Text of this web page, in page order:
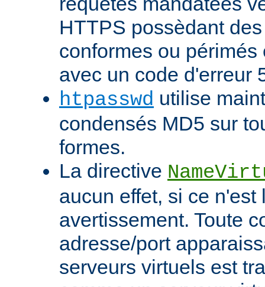
HTTPS possèdant
conformes ou
avec un code d'erreur
htpasswd utilise
condensés MD5 sur
formes.
La directive
aucun effet, si ce n'est
avertissement. Toute
adresse/port
serveurs virtuels est